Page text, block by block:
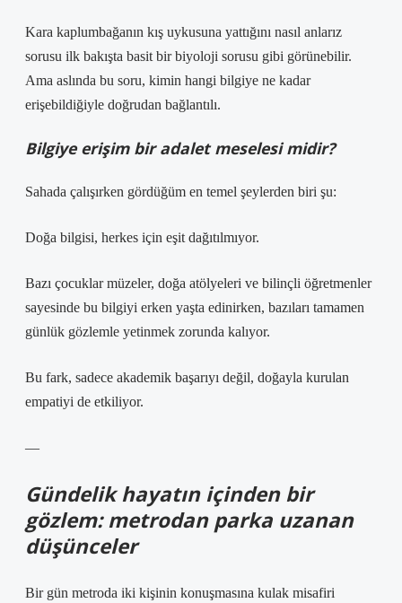
Kara kaplumbağanın kış uykusuna yattığını nasıl anlarız
sorusu ilk bakışta basit bir biyoloji sorusu gibi görünebilir.
Ama aslında bu soru, kimin hangi bilgiye ne kadar
erişebildiğiyle doğrudan bağlantılı.
Bilgiye erişim bir adalet meselesi midir?
Sahada çalışırken gördüğüm en temel şeylerden biri şu:
Doğa bilgisi, herkes için eşit dağıtılmıyor.
Bazı çocuklar müzeler, doğa atölyeleri ve bilinçli öğretmenler
sayesinde bu bilgiyi erken yaşta edinirken, bazıları tamamen
günlük gözlemle yetinmek zorunda kalıyor.
Bu fark, sadece akademik başarıyı değil, doğayla kurulan
empatiyi de etkiliyor.
—
Gündelik hayatın içinden bir
gözlem: metrodan parka uzanan
düşünceler
Bir gün metroda iki kişinin konuşmasına kulak misafiri